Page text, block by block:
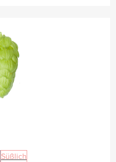
Süßlich